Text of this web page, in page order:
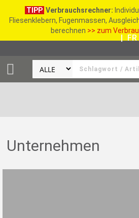
TIPP Verbrauchsrechner:
Fliesenklebern, Fugenmassen,
berechnen >> zum
| FR
Unternehmen